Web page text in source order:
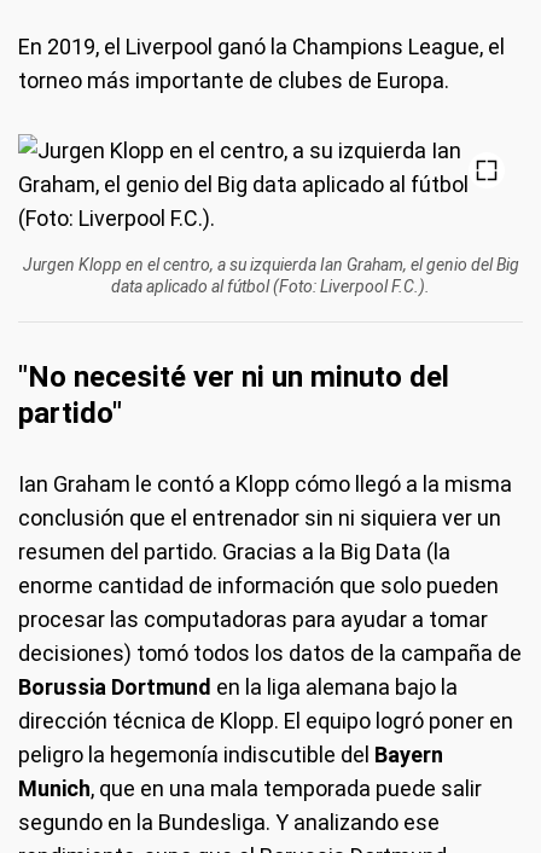
En 2019, el Liverpool ganó la Champions League, el
torneo más importante de clubes de Europa.
Jurgen Klopp en el centro, a su izquierda Ian Graham, el genio del Big
data aplicado al fútbol (Foto: Liverpool F.C.).
"No necesité ver ni un minuto del
partido"
Ian Graham le contó a Klopp cómo llegó a la misma
conclusión que el entrenador sin ni siquiera ver un
resumen del partido. Gracias a la Big Data (la
enorme cantidad de información que solo pueden
procesar las computadoras para ayudar a tomar
decisiones) tomó todos los datos de la campaña de
Borussia Dortmund en la liga alemana bajo la
dirección técnica de Klopp. El equipo logró poner en
peligro la hegemonía indiscutible del Bayern
Munich, que en una mala temporada puede salir
segundo en la Bundesliga. Y analizando ese